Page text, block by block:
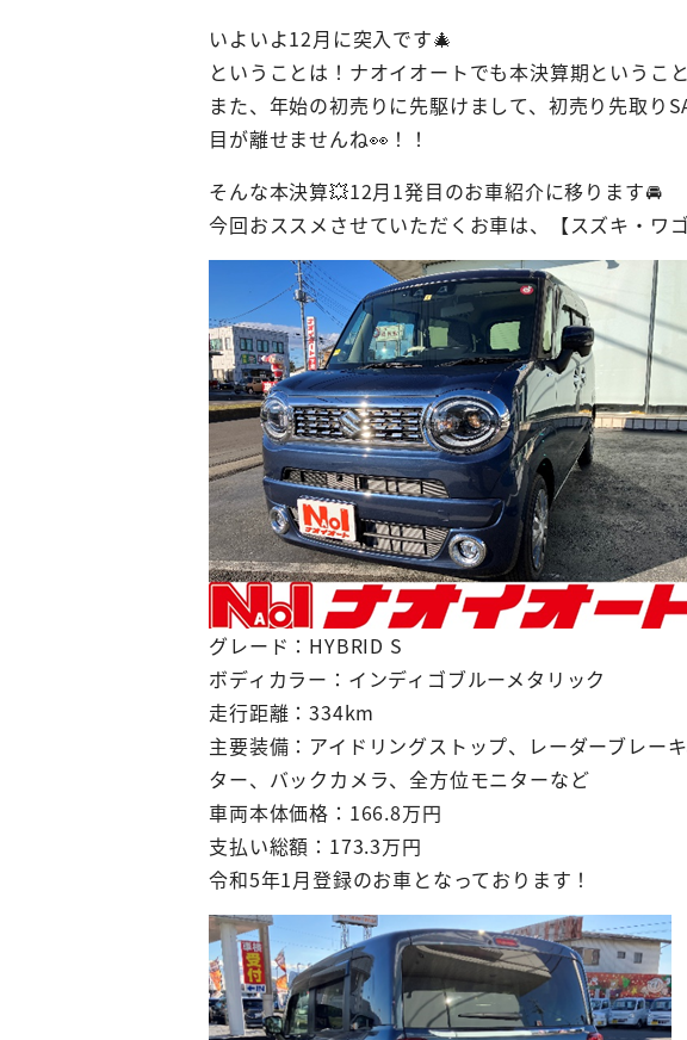
いよいよ12月に突入です🎄
ということは！ナオイオートでも本決算期というこ
また、年始の初売りに先駆けまして、初売り先取り
目が離せませんね👀！！
そんな本決算💥12月1発目のお車紹介に移ります🚘
今回おススメさせていただくお車は、【スズキ・ワ
グレード：HYBRID S
ボディカラー：インディゴブルーメタリック
走行距離：334km
主要装備：アイドリングストップ、レーダーブレー
ター、バックカメラ、全方位モニターなど
車両本体価格：166.8万円
支払い総額：173.3万円
令和5年1月登録のお車となっております！